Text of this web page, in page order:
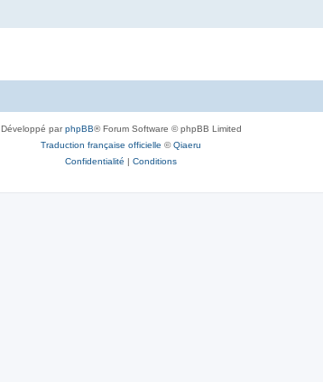
Développé parphpBB® Forum Software © phpBB Limited
Traduction française officielle ©Qiaeru
Confidentialité | Conditions